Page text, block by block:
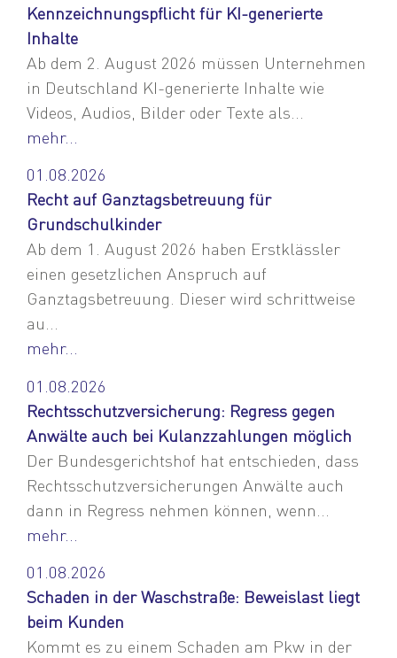
Kennzeichnungspflicht für KI-generierte
Inhalte
Ab dem 2. August 2026 müssen Unternehmen
in Deutschland KI-generierte Inhalte wie
Videos, Audios, Bilder oder Texte als...
mehr...
01.08.2026
Recht auf Ganztagsbetreuung für
Grundschulkinder
Ab dem 1. August 2026 haben Erstklässler
einen gesetzlichen Anspruch auf
Ganztagsbetreuung. Dieser wird schrittweise
au...
mehr...
01.08.2026
Rechtsschutzversicherung: Regress gegen
Anwälte auch bei Kulanzzahlungen möglich
Der Bundesgerichtshof hat entschieden, dass
Rechtsschutzversicherungen Anwälte auch
dann in Regress nehmen können, wenn...
mehr...
01.08.2026
Schaden in der Waschstraße: Beweislast liegt
beim Kunden
Kommt es zu einem Schaden am Pkw in der